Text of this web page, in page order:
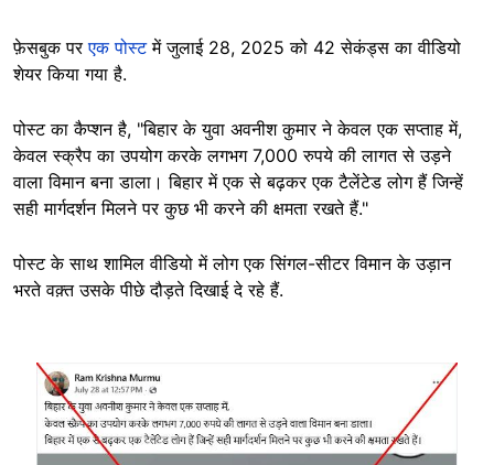
फ़ेसबुक परएक पोस्टमें जुलाई 28, 2025 को 42 सेकंड्स का वीडियो
शेयर किया गया है.
पोस्ट का कैप्शन है, "बिहार के युवा अवनीश कुमार ने केवल एक सप्ताह में,
केवल स्क्रैप का उपयोग करके लगभग 7,000 रुपये की लागत से उड़ने
वाला विमान बना डाला। बिहार में एक से बढ़कर एक टैलेंटेड लोग हैं जिन्हें
सही मार्गदर्शन मिलने पर कुछ भी करने की क्षमता रखते हैं."
पोस्ट के साथ शामिल वीडियो में लोग एक सिंगल-सीटर विमान के उड़ान
भरते वक़्त उसके पीछे दौड़ते दिखाई दे रहे हैं.
Image